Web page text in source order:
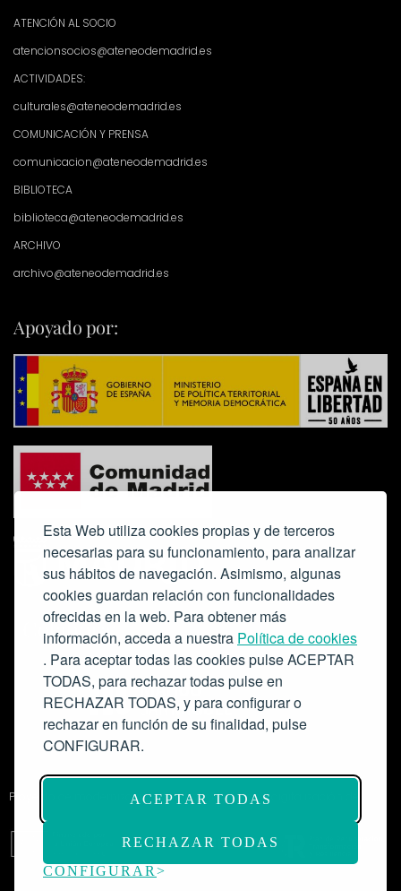
Esta Web utiliza cookies propias y de terceros
necesarias para su funcionamiento, para analizar
sus hábitos de navegación. Asimismo, algunas
cookies guardan relación con funcionalidades
ofrecidas en la web. Para obtener más
información, acceda a nuestra Política de cookies
. Para aceptar todas las cookies pulse ACEPTAR
TODAS, para rechazar todas pulse en
RECHAZAR TODAS, y para configurar o
rechazar en función de su finalidad, pulse
CONFIGURAR.
ACEPTAR TODAS
RECHAZAR TODAS
CONFIGURAR
ATENCIÓN AL SOCIO
atencionsocios@ateneodemadrid.es
ACTIVIDADES:
culturales@ateneodemadrid.es
COMUNICACIÓN Y PRENSA
comunicacion@ateneodemadrid.es
BIBLIOTECA
biblioteca@ateneodemadrid.es
ARCHIVO
archivo@ateneodemadrid.es
Apoyado por:
Colabora:
Proyecto de modernización de infraestructuras y digitalización del
Salón de Actos del Ateneo de Madrid como espacio escénico-musical.
Subvención: 175.000€